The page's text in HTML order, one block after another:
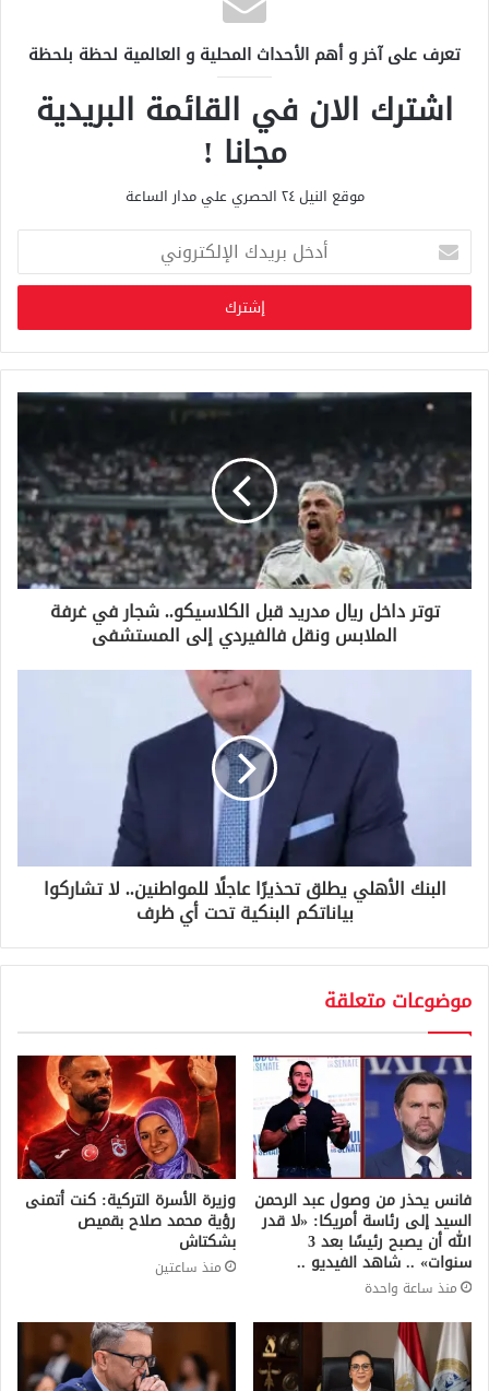
تعرف على آخر و أهم الأحداث المحلية و العالمية لحظة بلحظة
اشترك الان في القائمة البريدية
مجانا !
موقع النيل ٢٤ الحصري علي مدار الساعة
خ
ب
ر
ي
د
ا
ل
إ
ك
ت
ر
توتر داخل ريال مدريد قبل الكلاسيكو.. شجار في غرفة
الملابس ونقل فالفيردي إلى المستشفى
البنك الأهلي يطلق تحذيرًا عاجلًا للمواطنين.. لا تشاركوا
بياناتكم البنكية تحت أي ظرف
موضوعات متعلقة
فانس يحذر من وصول عبد الرحمن
السيد إلى رئاسة أمريكا: «لا قدر
الله أن يصبح رئيسًا بعد 3
سنوات» .. شاهد الفيديو ..
منذ ساعة واحدة
وزيرة الأسرة التركية: كنت أتمنى
رؤية محمد صلاح بقميص
بشكتاش
منذ ساعتين